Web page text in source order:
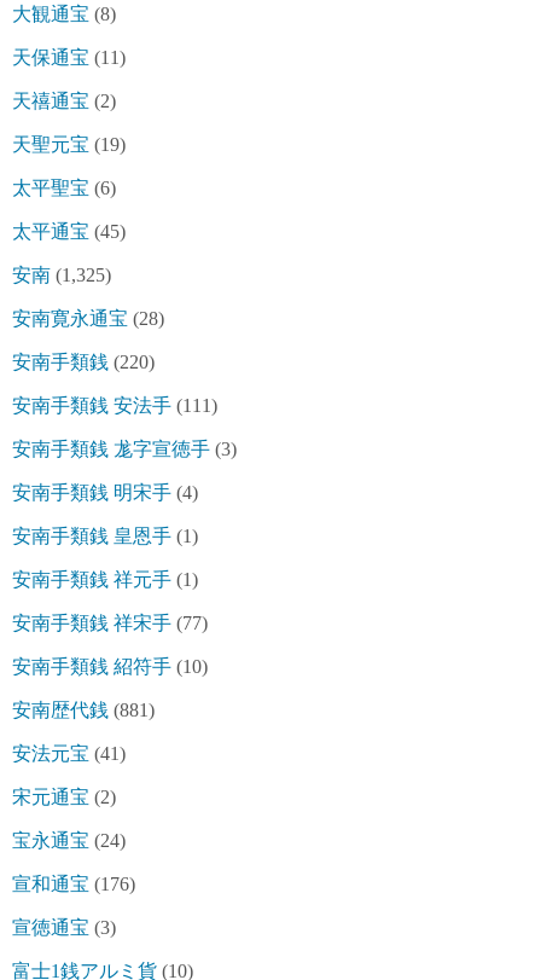
大観通宝 (8)
天保通宝 (11)
天禧通宝 (2)
天聖元宝 (19)
太平聖宝 (6)
太平通宝 (45)
安南 (1,325)
安南寛永通宝 (28)
安南手類銭 (220)
安南手類銭 安法手 (111)
安南手類銭 尨字宣徳手 (3)
安南手類銭 明宋手 (4)
安南手類銭 皇恩手 (1)
安南手類銭 祥元手 (1)
安南手類銭 祥宋手 (77)
安南手類銭 紹符手 (10)
安南歴代銭 (881)
安法元宝 (41)
宋元通宝 (2)
宝永通宝 (24)
宣和通宝 (176)
宣徳通宝 (3)
富士1銭アルミ貨 (10)